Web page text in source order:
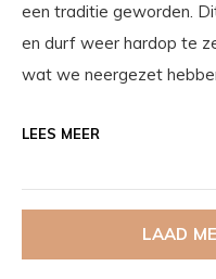
een traditie geworden.
en durf weer hardop te
wat we neergezet
LEES MEER
LAAD